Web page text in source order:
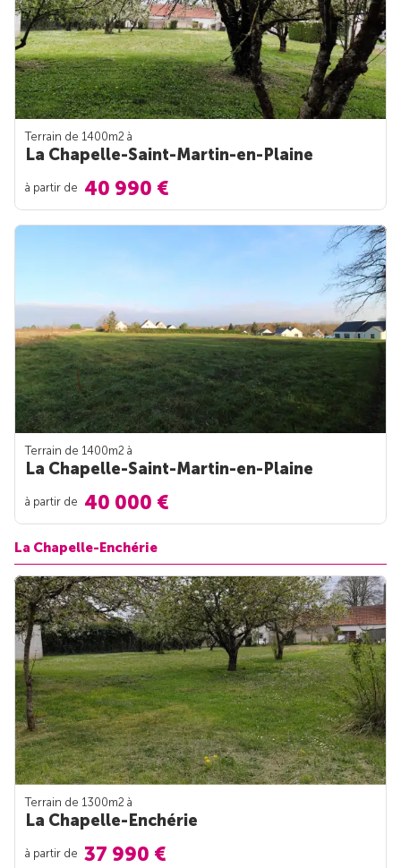
Terrain de 1400m2 à
La Chapelle-Saint-Martin-en-Plaine
à partir de 40 990 €
Terrain de 1400m2 à
La Chapelle-Saint-Martin-en-Plaine
à partir de 40 000 €
La Chapelle-Enchérie
Terrain de 1300m2 à
La Chapelle-Enchérie
à partir de 37 990 €